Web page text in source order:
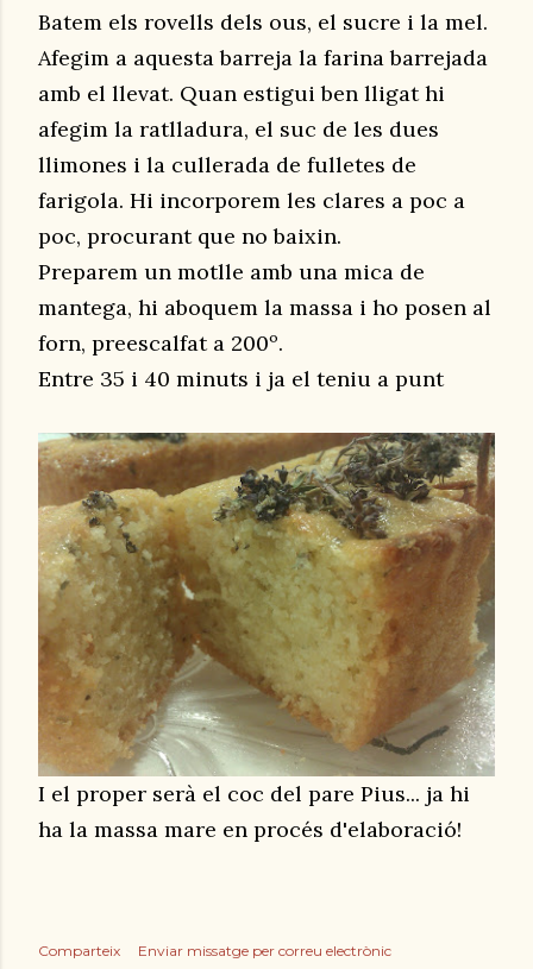
Batem els rovells dels ous, el sucre i la mel.
Afegim a aquesta barreja la farina barrejada
amb el llevat. Quan estigui ben lligat hi
afegim la ratlladura, el suc de les dues
llimones i la cullerada de fulletes de
farigola. Hi incorporem les clares a poc a
poc, procurant que no baixin.
Preparem un motlle amb una mica de
mantega, hi aboquem la massa i ho posen al
forn, preescalfat a 200º.
Entre 35 i 40 minuts i ja el teniu a punt
I el proper serà el coc del pare Pius... ja hi
ha la massa mare en procés d'elaboració!
Comparteix
Enviar missatge per correu electrònic